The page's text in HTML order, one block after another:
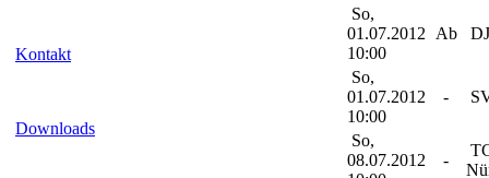
Kontakt
Downloads
So,
01.07.2012
10:00
Ab
So,
01.07.2012
10:00
-
So,
08.07.2012
-